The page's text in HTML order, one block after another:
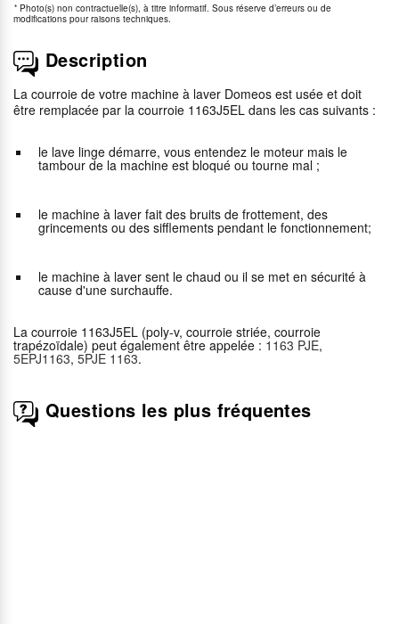
* Photo(s) non contractuelle(s), à titre informatif. Sous réserve d’erreurs ou de
modifications pour raisons techniques.
Description
La courroie de votre machine à laver Domeos est usée et doit
être remplacée par la courroie 1163J5EL dans les cas suivants :
le lave linge démarre, vous entendez le moteur mais le
tambour de la machine est bloqué ou tourne mal ;
le machine à laver fait des bruits de frottement, des
grincements ou des sifflements pendant le fonctionnement;
le machine à laver sent le chaud ou il se met en sécurité à
cause d'une surchauffe.
La courroie 1163J5EL (poly-v, courroie striée, courroie
trapézoïdale) peut également être appelée : 1163 PJE,
5EPJ1163, 5PJE 1163.
Questions les plus fréquentes